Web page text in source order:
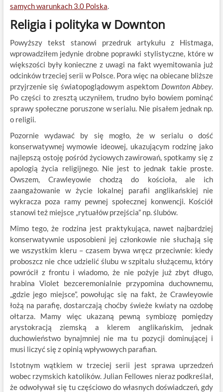
samych warunkach 3.0 Polska.
Religia i polityka w Downton
Powyższy tekst stanowi przedruk artykułu z Histmaga,
wprowadziłem jedynie drobne poprawki stylistyczne, które w
większości były konieczne z uwagi na fakt wyemitowania już
odcinków trzeciej serii w Polsce. Pora więc na obiecane bliższe
przyjrzenie się światopoglądowym aspektom Downton Abbey.
Po części to zresztą uczyniłem, trudno było bowiem pominąć
sprawy społeczne poruszone w serialu. Nie pisałem jednak np.
o religii.
Pozornie wydawać by się mogło, że w serialu o dość
konserwatywnej wymowie ideowej, ukazującym rodzinę jako
najlepszą ostoję pośród życiowych zawirowań, spotkamy się z
apologią życia religijnego. Nie jest to jednak takie proste.
Owszem, Crawleyowie chodzą do kościoła, ale ich
zaangażowanie w życie lokalnej parafii anglikańskiej nie
wykracza poza ramy pewnej społecznej konwencji. Kościół
stanowi też miejsce „rytuałów przejścia” np. ślubów.
Mimo tego, że rodzina jest praktykująca, nawet najbardziej
konserwatywnie usposobieni jej członkowie nie słuchają się
we wszystkim kleru – czasem bywa wręcz przeciwnie: kiedy
proboszcz nie chce udzielić ślubu w szpitalu służącemu, który
powrócił z frontu i wiadomo, że nie pożyje już zbyt długo,
hrabina Violet bezceremonialnie przypomina duchownemu,
„gdzie jego miejsce”, powołując się na fakt, że Crawleyowie
łożą na parafię, dostarczają choćby świeże kwiaty na ozdobę
ołtarza. Mamy więc ukazaną pewną symbiozę pomiędzy
arystokracją ziemską a klerem anglikańskim, jednak
duchowieństwo bynajmniej nie ma tu pozycji dominującej i
musi liczyć się z opinią wpływowych parafian.
Istotnym wątkiem w trzeciej serii jest sprawa uprzedzeń
wobec rzymskich katolików. Julian Fellowes nieraz podkreślał,
że odwoływał się tu częściowo do własnych doświadczeń, gdy